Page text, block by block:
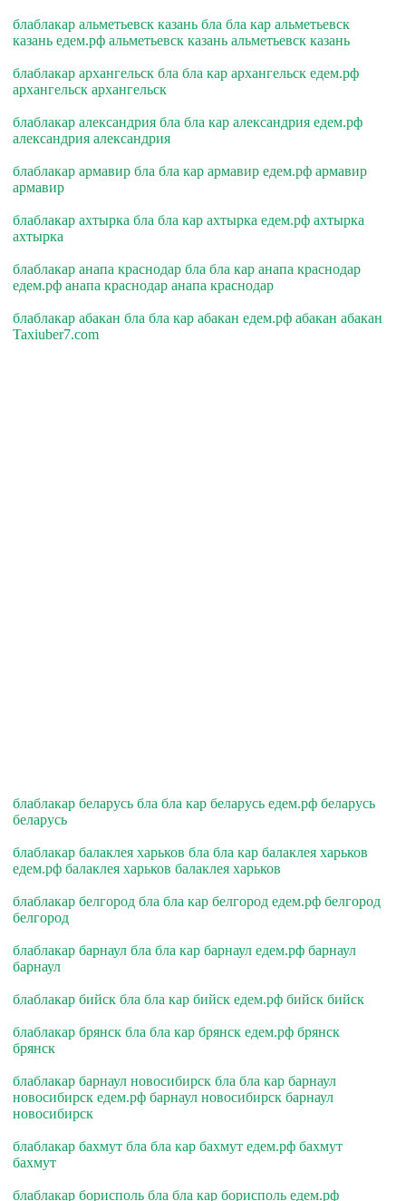
блаблакар альметьевск казань бла бла кар альметьевск
казань едем.рф альметьевск казань альметьевск казань
блаблакар архангельск бла бла кар архангельск едем.рф
архангельск архангельск
блаблакар александрия бла бла кар александрия едем.рф
александрия александрия
блаблакар армавир бла бла кар армавир едем.рф армавир
армавир
блаблакар ахтырка бла бла кар ахтырка едем.рф ахтырка
ахтырка
блаблакар анапа краснодар бла бла кар анапа краснодар
едем.рф анапа краснодар анапа краснодар
блаблакар абакан бла бла кар абакан едем.рф абакан абакан
Taxiuber7.com
блаблакар беларусь бла бла кар беларусь едем.рф беларусь
беларусь
блаблакар балаклея харьков бла бла кар балаклея харьков
едем.рф балаклея харьков балаклея харьков
блаблакар белгород бла бла кар белгород едем.рф белгород
белгород
блаблакар барнаул бла бла кар барнаул едем.рф барнаул
барнаул
блаблакар бийск бла бла кар бийск едем.рф бийск бийск
блаблакар брянск бла бла кар брянск едем.рф брянск
брянск
блаблакар барнаул новосибирск бла бла кар барнаул
новосибирск едем.рф барнаул новосибирск барнаул
новосибирск
блаблакар бахмут бла бла кар бахмут едем.рф бахмут
бахмут
блаблакар борисполь бла бла кар борисполь едем.рф